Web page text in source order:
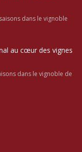
dans le vignoble
au cœur des vignes
dans le vignoble de